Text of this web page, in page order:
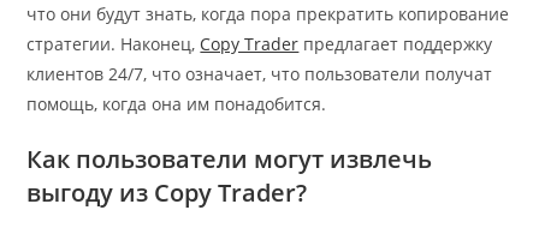
что они будут знать, когда пора прекратить копирование
стратегии. Наконец, Copy Trader предлагает поддержку
клиентов 24/7, что означает, что пользователи получат
помощь, когда она им понадобится.
Как пользователи могут извлечь
выгоду из Copy Trader?